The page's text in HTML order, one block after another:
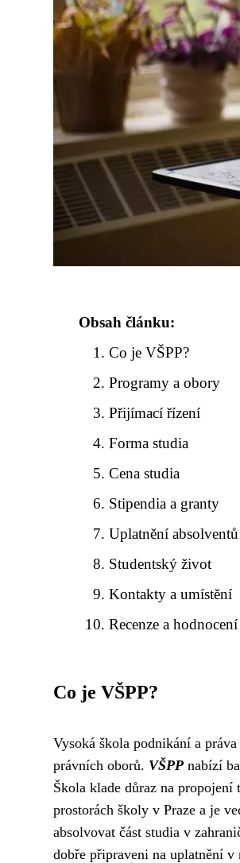
Obsah článku:
Co je VŠPP?
Programy a obory
Přijímací řízení
Forma studia
Cena studia
Stipendia a granty
Uplatnění absolventů
Studentský život
Kontakty a umístění
Recenze a hodnocení
Co je VŠPP?
Vysoká škola podnikání a
právních oborů. VŠPP nabízí
Škola klade důraz na
prostorách školy v Praze a je
absolvovat část studia v
dobře připraveni na uplatnění